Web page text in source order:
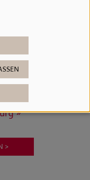
Daten
Einwilligung
Löschung
Sie hier »
der
»
>